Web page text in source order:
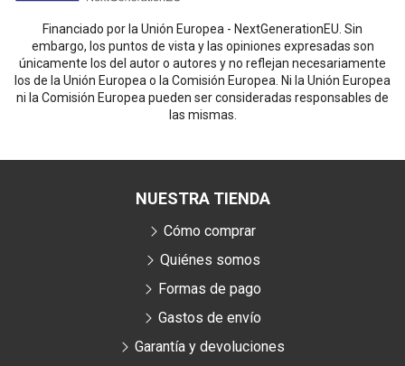
Financiado por la Unión Europea - NextGenerationEU. Sin
embargo, los puntos de vista y las opiniones expresadas son
únicamente los del autor o autores y no reflejan necesariamente
los de la Unión Europea o la Comisión Europea. Ni la Unión Europea
ni la Comisión Europea pueden ser consideradas responsables de
las mismas.
NUESTRA TIENDA
Cómo comprar
Quiénes somos
Formas de pago
Gastos de envío
Garantía y devoluciones